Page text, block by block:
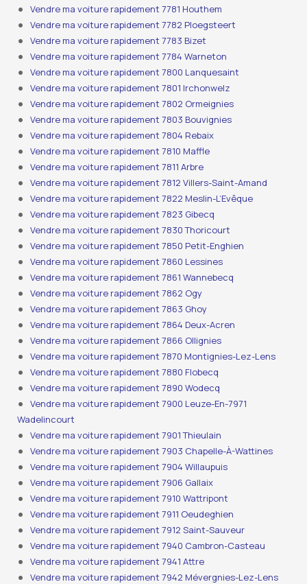
Vendre ma voiture rapidement 7781 Houthem
Vendre ma voiture rapidement 7782 Ploegsteert
Vendre ma voiture rapidement 7783 Bizet
Vendre ma voiture rapidement 7784 Warneton
Vendre ma voiture rapidement 7800 Lanquesaint
Vendre ma voiture rapidement 7801 Irchonwelz
Vendre ma voiture rapidement 7802 Ormeignies
Vendre ma voiture rapidement 7803 Bouvignies
Vendre ma voiture rapidement 7804 Rebaix
Vendre ma voiture rapidement 7810 Maffle
Vendre ma voiture rapidement 7811 Arbre
Vendre ma voiture rapidement 7812 Villers-Saint-Amand
Vendre ma voiture rapidement 7822 Meslin-L’Evêque
Vendre ma voiture rapidement 7823 Gibecq
Vendre ma voiture rapidement 7830 Thoricourt
Vendre ma voiture rapidement 7850 Petit-Enghien
Vendre ma voiture rapidement 7860 Lessines
Vendre ma voiture rapidement 7861 Wannebecq
Vendre ma voiture rapidement 7862 Ogy
Vendre ma voiture rapidement 7863 Ghoy
Vendre ma voiture rapidement 7864 Deux-Acren
Vendre ma voiture rapidement 7866 Ollignies
Vendre ma voiture rapidement 7870 Montignies-Lez-Lens
Vendre ma voiture rapidement 7880 Flobecq
Vendre ma voiture rapidement 7890 Wodecq
Vendre ma voiture rapidement 7900 Leuze-En-7971
Wadelincourt
Vendre ma voiture rapidement 7901 Thieulain
Vendre ma voiture rapidement 7903 Chapelle-À-Wattines
Vendre ma voiture rapidement 7904 Willaupuis
Vendre ma voiture rapidement 7906 Gallaix
Vendre ma voiture rapidement 7910 Wattripont
Vendre ma voiture rapidement 7911 Oeudeghien
Vendre ma voiture rapidement 7912 Saint-Sauveur
Vendre ma voiture rapidement 7940 Cambron-Casteau
Vendre ma voiture rapidement 7941 Attre
Vendre ma voiture rapidement 7942 Mévergnies-Lez-Lens